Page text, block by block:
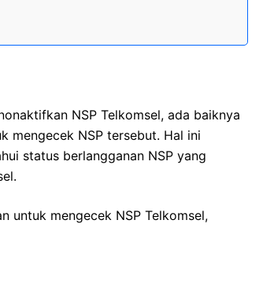
NSP Telkomsel, ada baiknya
mengecek NSP tersebut. Hal ini
status berlangganan NSP yang
untuk mengecek NSP Telkomsel,